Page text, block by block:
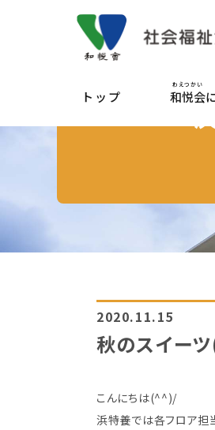
トップ 和悦会
わえつかい
2020.11.15
秋のスイー
こんにちは(^^)/
浜特養では各フロア担